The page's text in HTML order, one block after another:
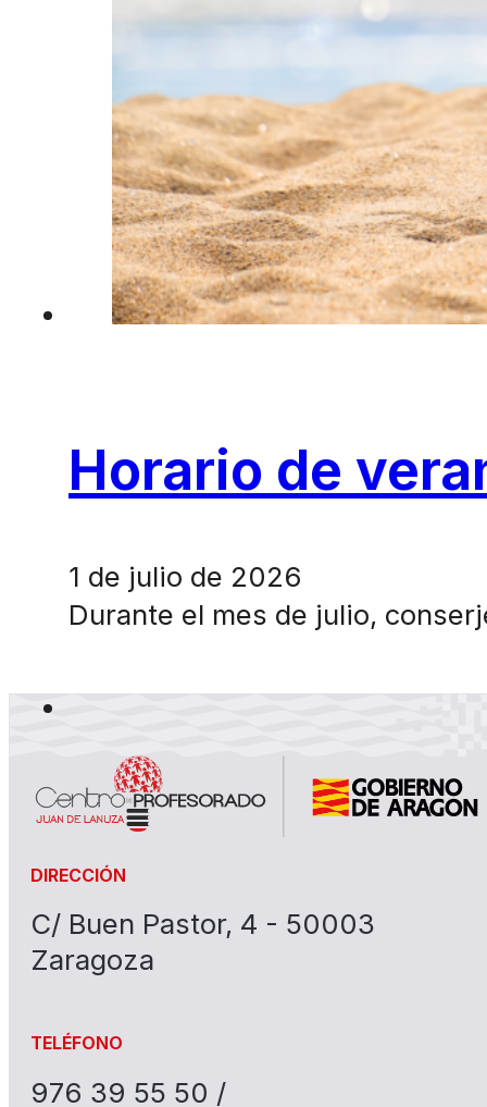
Horario de
1 de julio de 2026
Durante el mes de julio,
DIRECCIÓN
C/ Buen Pastor, 4 - 50003
Zaragoza
TELÉFONO
976 39 55 50 /